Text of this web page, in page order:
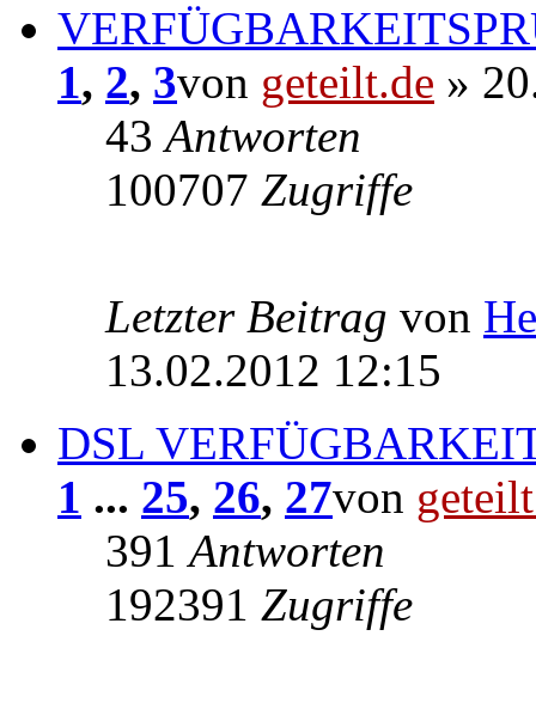
1, 2, 3von geteilt.de »
43Antworten
100707 Zugriffe
Letzter Beitrag von
13.02.2012 12:15
DSL
1 ... 25, 26, 27von
391Antworten
192391 Zugriffe